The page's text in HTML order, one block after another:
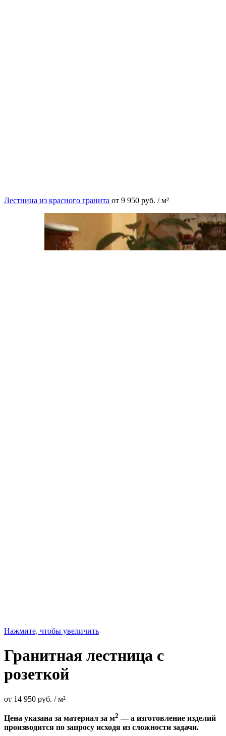
Лестница из красного гранита от 9 950 руб. / м²
Нажмите, чтобы увеличить
Гранитная лестница с
розеткой
от 14 950 руб. / м²
Цена указана за материал за м2 — а изготовление изделий
производится по запросу исходя из сложности задачи.